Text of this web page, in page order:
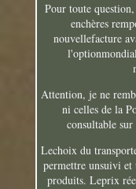
Pour toute
enchères
nouvellefacture
Attention, je ne
ni celles de la
consultable
Lechoix du
permettre unsuivi
produits. Leprix